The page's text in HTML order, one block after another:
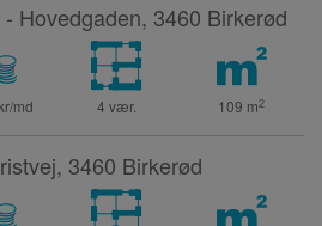
Hovedgaden, 3460 Birkerød
md 4 vær. 109 m2
3460 Birkerød